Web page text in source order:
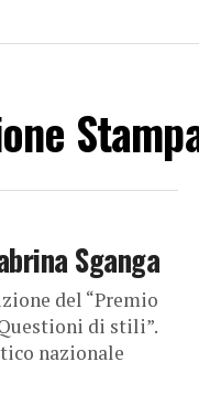
Sganga
del “Premio
di stili”.
nazionale